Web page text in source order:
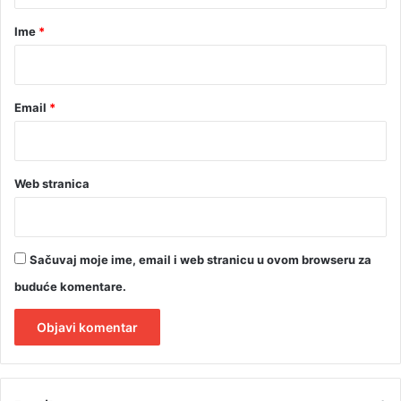
e
r
Ime *
Email *
Web stranica
Sačuvaj moje ime, email i web stranicu u ovom browseru za
buduće komentare.